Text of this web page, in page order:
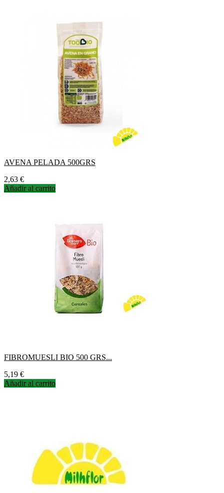
AVENA PELADA 500GRS
Precio
2,63 €
Añadir al carrito
FIBROMUESLI BIO 500 GRS...
Precio
5,19 €
Añadir al carrito